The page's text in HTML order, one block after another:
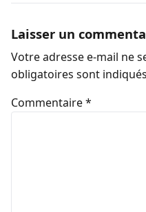
Laisser un
Votre adresse e-mail ne
obligatoires sont
Commentaire*